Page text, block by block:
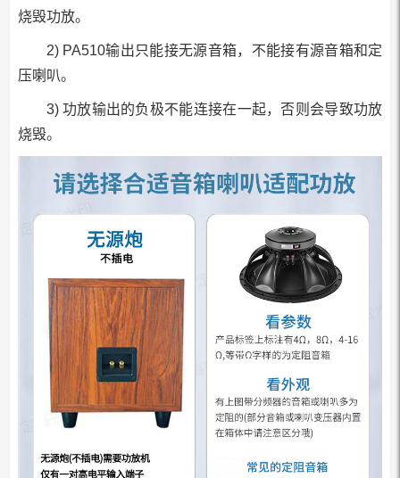
烧毁功放。
2) PA510输出只能接无源音箱，不能接有源音箱和定
压喇叭。
3) 功放输出的负极不能连接在一起，否则会导致功放
烧毁。